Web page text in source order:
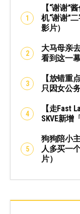
【“谢谢”
机“谢谢”
影片）
大马母亲
看到这一
【放错重
只因女公
【走Fast
SKVE新增
狗狗陪小
人多买一
片）